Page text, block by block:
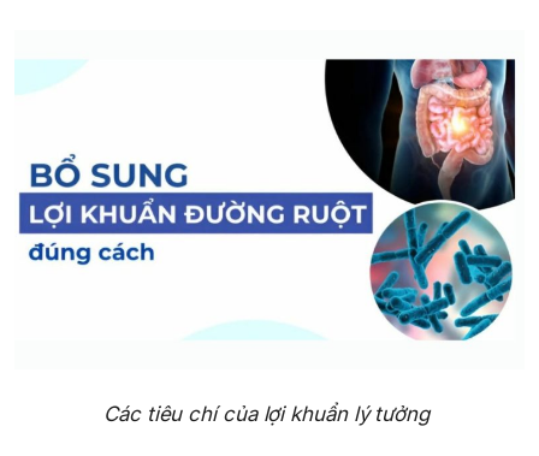
Các tiêu chí của lợi khuẩn lý tưởng